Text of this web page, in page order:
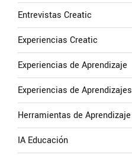
Entrevistas Creatic
Experiencias Creatic
Experiencias de Aprendizaje
Experiencias de Aprendizajes
Herramientas de Aprendizaje
IA Educación